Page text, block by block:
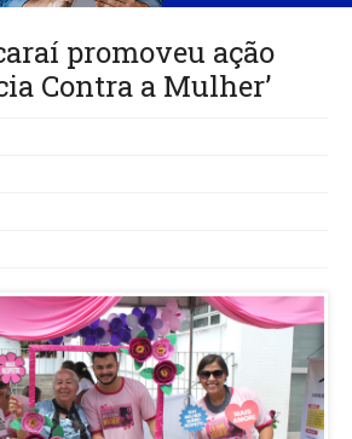
promoveu ação
Contra a Mulher’